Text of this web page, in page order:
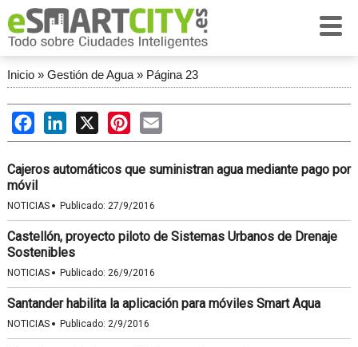
Inicio» Gestión de Agua» Página 23
FacebookLinkedIn
X PinterestEmail
Cajeros automáticos que suministran agua mediante pago por
móvil
NOTICIAS · Publicado: 27/9/2016
Castellón, proyecto piloto de Sistemas Urbanos de Drenaje
Sostenibles
NOTICIAS · Publicado: 26/9/2016
Santander habilita la aplicación para móviles Smart Aqua
NOTICIAS · Publicado: 2/9/2016